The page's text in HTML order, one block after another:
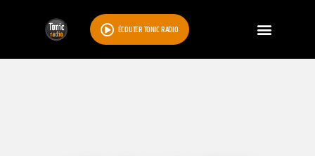
ÉCOUTER TONIC RADIO